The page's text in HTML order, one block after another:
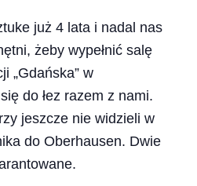
już 4 lata i nadal nas
żeby wypełnić salę
„Gdańska” w
do łez razem z nami.
jeszcze nie widzieli w
do Oberhausen. Dwie